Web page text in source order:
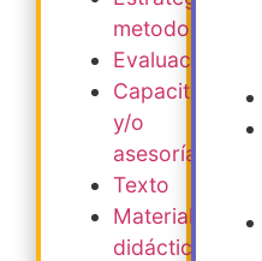
metodológica
Evaluación
Capacitación
y/o
asesoría
Texto
Material
didáctico